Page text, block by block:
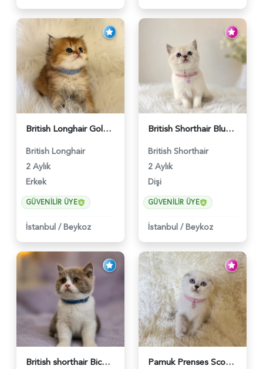
British Longhair Golden Erkek Yavrumuz - 5910
British Longhair
2 Aylık
Erkek
GÜVENILIR ÜYE
İstanbul / Beykoz
British Shorthair Blue Point Kızımız 2 Aylık - 5149
British Shorthair
2 Aylık
Dişi
GÜVENILIR ÜYE
İstanbul / Beykoz
British shorthair Bicolor Lilac Erkek - 5905 Pamuk Prenses Scottish Fold Maviş Yavrumuz - 6009